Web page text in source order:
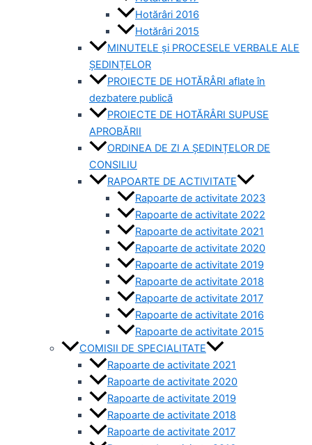
Hotărâri 2016
Hotărâri 2015
MINUTELE și PROCESELE VERBALE ALE
ȘEDINȚELOR
PROIECTE DE HOTĂRÂRI aflate în
dezbatere publică
PROIECTE DE HOTĂRÂRI SUPUSE
APROBĂRII
ORDINEA DE ZI A ȘEDINȚELOR DE
CONSILIU
RAPOARTE DE ACTIVITATE
Rapoarte de activitate 2023
Rapoarte de activitate 2022
Rapoarte de activitate 2021
Rapoarte de activitate 2020
Rapoarte de activitate 2019
Rapoarte de activitate 2018
Rapoarte de activitate 2017
Rapoarte de activitate 2016
Rapoarte de activitate 2015
COMISII DE SPECIALITATE
Rapoarte de activitate 2021
Rapoarte de activitate 2020
Rapoarte de activitate 2019
Rapoarte de activitate 2018
Rapoarte de activitate 2017